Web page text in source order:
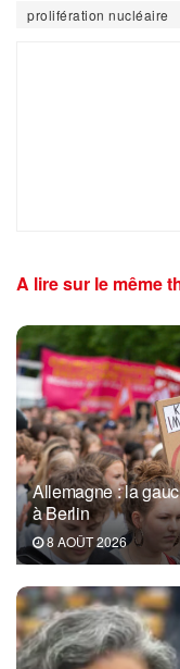
prolifération nucléaire
A lire sur le même
Allemagne : la
à Berlin
8 AOÛT 2026